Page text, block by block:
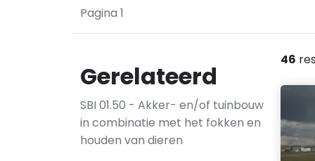
Pagina 1
Gerelateerd
SBI 01.50 - Akker- en/of tuinbouw
in combinatie met het fokken en
houden van dieren
46